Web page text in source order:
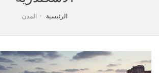
الرئيسية المدن